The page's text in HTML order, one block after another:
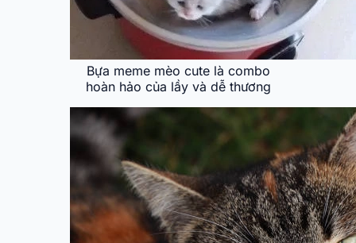
Bựa meme mèo cute là combo
hoàn hảo của lầy và dễ thương